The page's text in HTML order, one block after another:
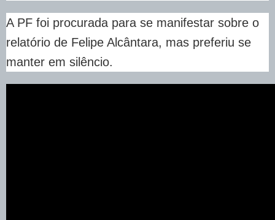
A PF foi procurada para se manifestar sobre o
relatório de Felipe Alcântara, mas preferiu se
manter em silêncio.